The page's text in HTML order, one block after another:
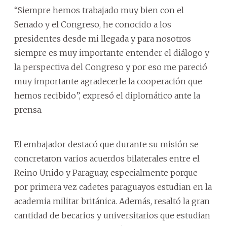
“Siempre hemos trabajado muy bien con el
Senado y el Congreso, he conocido a los
presidentes desde mi llegada y para nosotros
siempre es muy importante entender el diálogo y
la perspectiva del Congreso y por eso me pareció
muy importante agradecerle la cooperación que
hemos recibido”, expresó el diplomático ante la
prensa.
El embajador destacó que durante su misión se
concretaron varios acuerdos bilaterales entre el
Reino Unido y Paraguay, especialmente porque
por primera vez cadetes paraguayos estudian en la
academia militar británica. Además, resaltó la gran
cantidad de becarios y universitarios que estudian